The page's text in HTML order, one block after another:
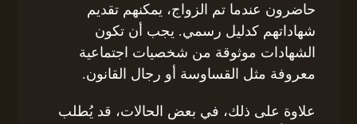
حاضرون عندما تم الزواج، يمكنهم تقديم
شهاداتهم كدليل رسمي. يجب أن تكون
الشهادات موثوقة من شخصيات اجتماعية
معروفة مثل القساوسة أو رجال القانون.
علاوة على ذلك، في بعض الحالات، قد يُطلب